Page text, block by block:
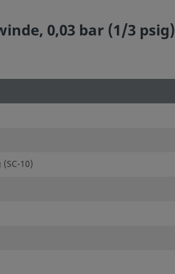
0,03 bar (1/3 psig)
10)